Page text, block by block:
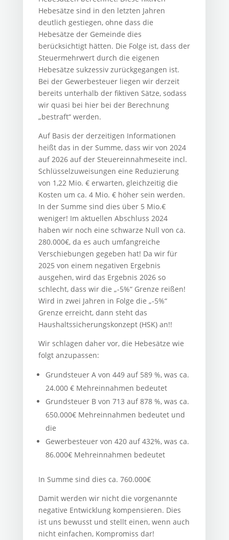
Hebesätze sind in den letzten Jahren
deutlich gestiegen, ohne dass die
Hebesätze der Gemeinde dies
berücksichtigt hätten. Die Folge ist, dass der
Steuermehrwert durch die eigenen
Hebesätze sukzessiv zurückgegangen ist.
Bei der Gewerbesteuer liegen wir derzeit
bereits unterhalb der fiktiven Sätze, sodass
wir quasi bei hier bei der Berechnung
„bestraft“ werden.
Auf Basis der derzeitigen Informationen
heißt das in der Summe, dass wir von 2024
auf 2026 auf der Steuereinnahmeseite incl.
Schlüsselzuweisungen eine Reduzierung
von 1,22 Mio. € erwarten, gleichzeitig die
Kosten um ca. 4 Mio. € höher sein werden.
In der Summe sind dies über 5 Mio.€
weniger! Im aktuellen Abschluss 2024
haben wir noch eine schwarze Null von ca.
280.000€, da es auch umfangreiche
Verschiebungen gegeben hat! Da wir für
2025 von einem negativen Ergebnis
ausgehen, wird das Ergebnis 2026 so
schlecht, dass wir die „-5%“ Grenze reißen!
Wird in zwei Jahren in Folge die „-5%“
Grenze erreicht, dann steht das
Haushaltssicherungskonzept (HSK) an!!
Wir schlagen daher vor, die Hebesätze wie
folgt anzupassen:
Grundsteuer A von 449 auf 589 %, was ca.
24.000 € Mehreinnahmen bedeutet
Grundsteuer B von 713 auf 878 %, was ca.
650.000€ Mehreinnahmen bedeutet und
die
Gewerbesteuer von 420 auf 432%, was ca.
86.000€ Mehreinnahmen bedeutet
In Summe sind dies ca. 760.000€
Damit werden wir nicht die vorgenannte
negative Entwicklung kompensieren. Dies
ist uns bewusst und stellt einen, wenn auch
nicht einfachen, Kompromiss dar!